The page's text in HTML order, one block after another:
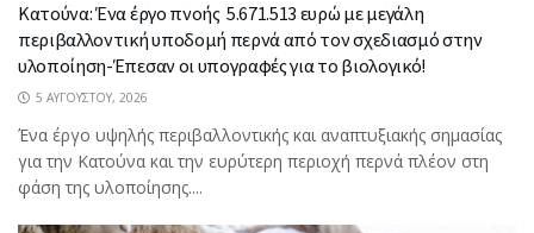
Κατούνα: Ένα έργο πνοής 5.671.513 ευρώ με μεγάλη
περιβαλλοντική υποδομή περνά από τον σχεδιασμό στην
υλοποίηση-Έπεσαν οι υπογραφές για το βιολογικό!
5 ΑΥΓΟΎΣΤΟΥ, 2026
Ένα έργο υψηλής περιβαλλοντικής και αναπτυξιακής σημασίας
για την Κατούνα και την ευρύτερη περιοχή περνά πλέον στη
φάση της υλοποίησης....